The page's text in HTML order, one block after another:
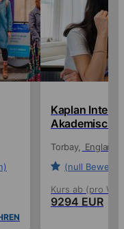
Kaplan
Torbay
England
(null
Kurs ab (pro
9294 EUR